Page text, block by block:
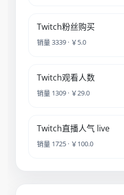
Twitch粉丝购买
销量 3339 · ￥5.0
Twitch观看人数
销量 1309 · ￥29.0
Twitch直播人气 live
销量 1725 · ￥100.0